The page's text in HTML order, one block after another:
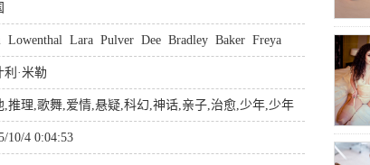
Lowenthal Lara Pulver Dee Bradley Baker Freya
利·米勒
,推理,歌舞,爱情,悬疑,科幻,神话,亲子,治愈,少年,少年
语,动画
10/4 0:04:53